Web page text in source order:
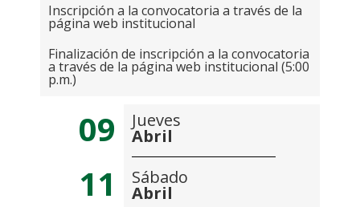
Inscripción a la convocatoria a través de la
página web institucional
Finalización de inscripción a la convocatoria
a través de la página web institucional (5:00
p.m.)
09
11
Jueves
Abril
Sábado
Abril